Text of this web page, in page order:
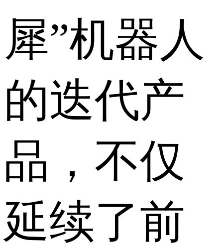
犀”机器人
的迭代产
品，不仅
延续了前